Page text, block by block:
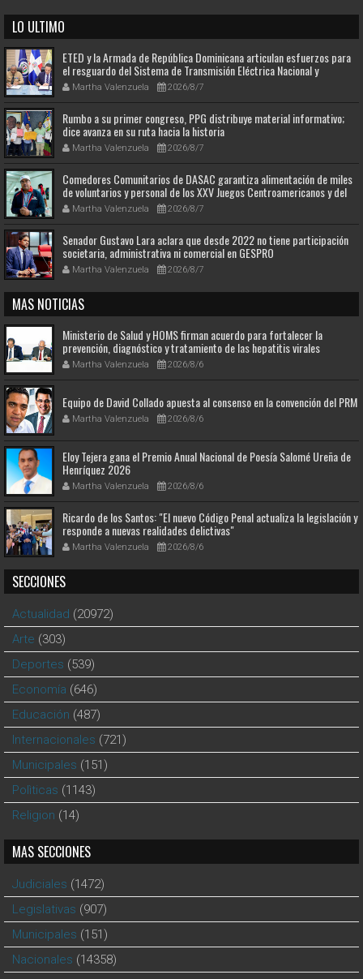
LO ULTIMO
ETED y la Armada de República Dominicana articulan esfuerzos para
el resguardo del Sistema de Transmisión Eléctrica Nacional y
fortalecimiento de capacidades.
Martha Valenzuela 2026/8/7
Rumbo a su primer congreso, PPG distribuye material informativo;
dice avanza en su ruta hacia la historia
Martha Valenzuela 2026/8/7
Comedores Comunitarios de DASAC garantiza alimentación de miles
de voluntarios y personal de los XXV Juegos Centroamericanos y del
Caribe Santo Domingo 2026
Martha Valenzuela 2026/8/7
Senador Gustavo Lara aclara que desde 2022 no tiene participación
societaria, administrativa ni comercial en GESPRO
Martha Valenzuela 2026/8/7
MAS NOTICIAS
Ministerio de Salud y HOMS firman acuerdo para fortalecer la
prevención, diagnóstico y tratamiento de las hepatitis virales
Martha Valenzuela 2026/8/6
Equipo de David Collado apuesta al consenso en la convención del PRM
Martha Valenzuela 2026/8/6
Eloy Tejera gana el Premio Anual Nacional de Poesía Salomé Ureña de
Henríquez 2026
Martha Valenzuela 2026/8/6
Ricardo de los Santos: "El nuevo Código Penal actualiza la legislación y
responde a nuevas realidades delictivas"
Martha Valenzuela 2026/8/6
SECCIONES
Actualidad (20972)
Arte (303)
Deportes (539)
Economía (646)
Educación (487)
Internacionales (721)
Municipales (151)
Polìticas (1143)
Religion (14)
MAS SECCIONES
Judiciales (1472)
Legislativas (907)
Municipales (151)
Nacionales (14358)